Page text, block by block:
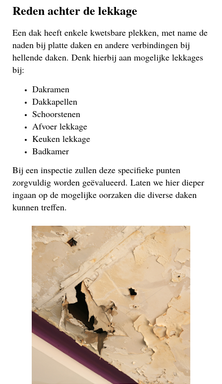
Reden achter de lekkage
Een dak heeft enkele kwetsbare plekken, met name de
naden bij platte daken en andere verbindingen bij
hellende daken. Denk hierbij aan mogelijke lekkages
bij:
Dakramen
Dakkapellen
Schoorstenen
Afvoer lekkage
Keuken lekkage
Badkamer
Bij een inspectie zullen deze specifieke punten
zorgvuldig worden geëvalueerd. Laten we hier dieper
ingaan op de mogelijke oorzaken die diverse daken
kunnen treffen.